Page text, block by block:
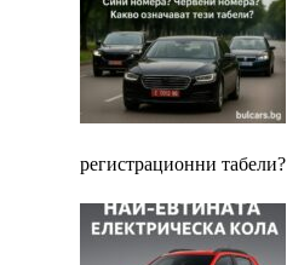
регистрационни табели?